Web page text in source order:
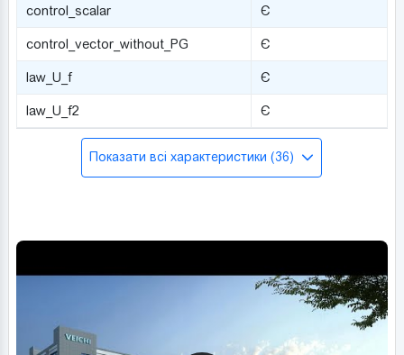
control_scalar Є
control_vector_without_PG Є
law_U_f Є
law_U_f2 Є
Показати всі характеристики (36)